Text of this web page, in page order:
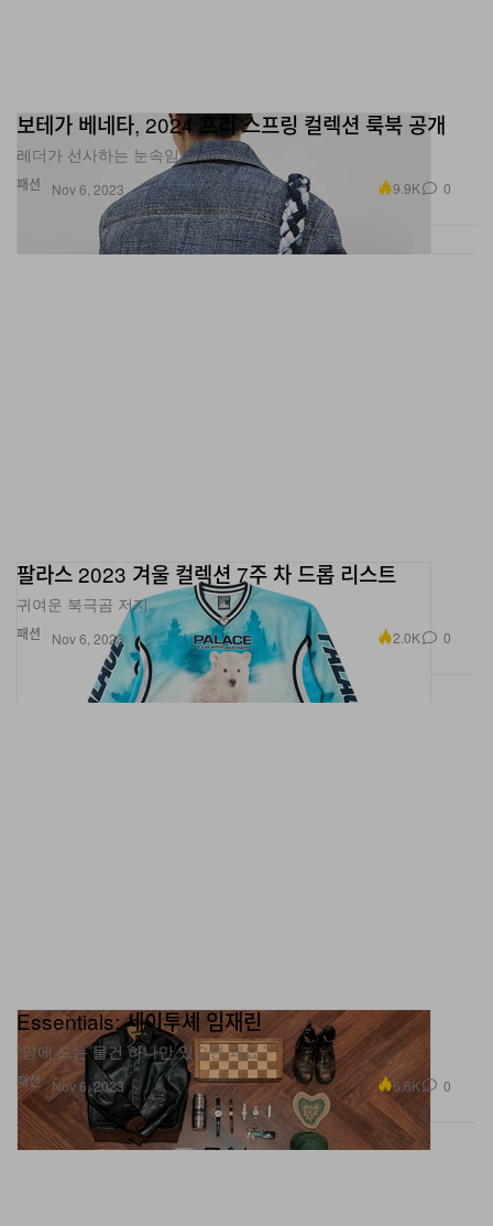
패션
보테가 베네타, 2024 프리 스프링 컬렉션 룩북 공개
레더가 선사하는 눈속임.
Nov 6, 2023 9.9K 0
패션
팔라스 2023 겨울 컬렉션 7주 차 드롭 리스트
귀여운 북극곰 저지.
Nov 6, 2023 2.0K 0
패션
Essentials: 세이투셰 임재린
“맘에 드는 물건 하나만 있으면 돼요.”
Nov 6, 2023 6.6K 0